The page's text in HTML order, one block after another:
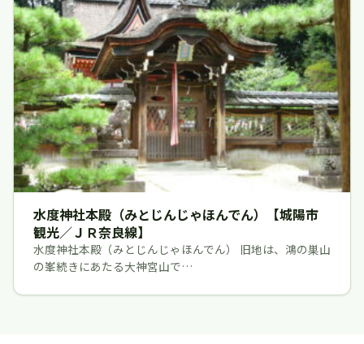
水度神社本殿（みとじんじゃほんでん）【城陽市
観光／ＪＲ奈良線】
水度神社本殿（みとじんじゃほんでん） 旧地は、鴻の巣山
の峯続きにあたる大神宮山で…